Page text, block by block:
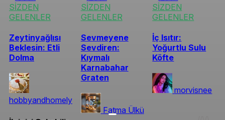
SİZDEN
GELENLER
Zeytinyağlısı
Beklesin: Etli
Dolma
hobbyandhomely
SİZDEN
GELENLER
Sevmeyene
Sevdiren:
Kıymalı
Karnabahar
Graten
Fatma Ülkü
SİZDEN
GELENLER
İç Isıtır:
Yoğurtlu Sulu
Köfte
morvisnee